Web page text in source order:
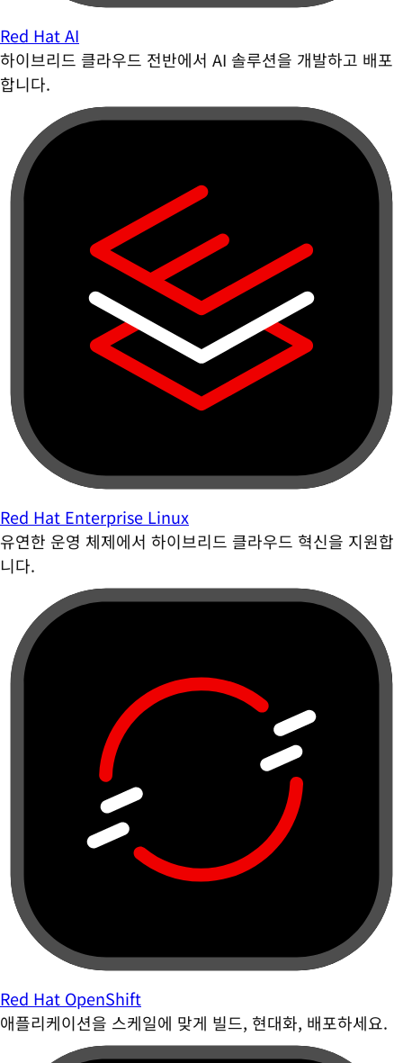
Red Hat AI
하이브리드 클라우드 전반에서 AI 솔루션을 개발하고 배포
합니다.
Red Hat Enterprise Linux
유연한 운영 체제에서 하이브리드 클라우드 혁신을 지원합
니다.
Red Hat OpenShift
애플리케이션을 스케일에 맞게 빌드, 현대화, 배포하세요.